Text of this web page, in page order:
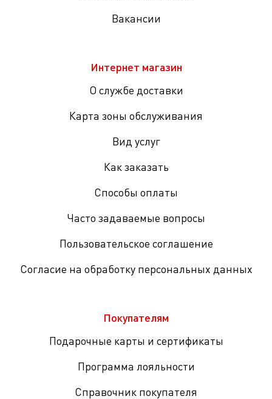
Вакансии
Интернет магазин
О службе доставки
Карта зоны обслуживания
Вид услуг
Как заказать
Способы оплаты
Часто задаваемые вопросы
Пользовательское соглашение
Согласие на обработку персональных данных
Покупателям
Подарочные карты и сертификаты
Программа лояльности
Справочник покупателя